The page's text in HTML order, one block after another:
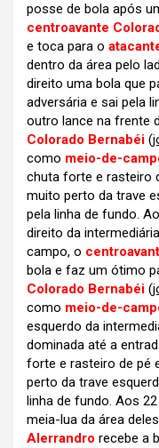
posse de bola após
centroavante
e toca para o
dentro da área pelo
direito uma bola que
adversária e sai pela
outro lance na frente
Colorado Bernabéi (
como meio-de-
chuta forte e rasteiro
muito perto da trave
pela linha de fundo.
direito da
campo, o
bola e faz um ótimo
Colorado Bernabéi (
como meio-de-
esquerdo da
dominada até a
forte e rasteiro de pé
perto da trave
linha de fundo. Aos
meia-lua da área
Alerrandro recebe a